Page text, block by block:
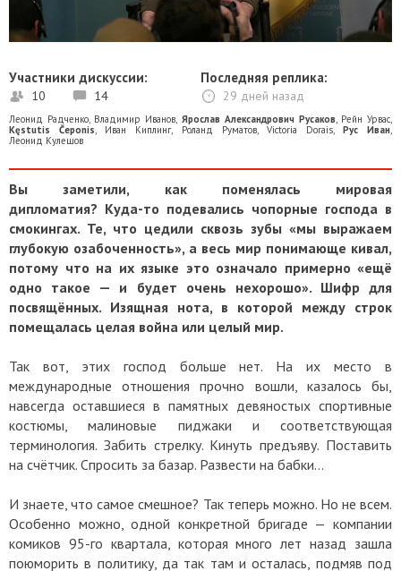
Участники дискуссии:
10 14
Последняя реплика:
29 дней назад
Леонид Радченко, Владимир Иванов, Ярослав Александрович Русаков, Рейн Урвас,
Kęstutis Čeponis, Иван Киплинг, Роланд Руматов, Victoria Dorais, Рус Иван,
Леонид Кулешов
Вы заметили, как поменялась мировая
дипломатия? Куда-то подевались чопорные господа в
смокингах. Те, что цедили сквозь зубы «мы выражаем
глубокую озабоченность», а весь мир понимающе кивал,
потому что на их языке это означало примерно «ещё
одно такое — и будет очень нехорошо». Шифр для
посвящённых. Изящная нота, в которой между строк
помещалась целая война или целый мир.
Так вот, этих господ больше нет. На их место в
международные отношения прочно вошли, казалось бы,
навсегда оставшиеся в памятных девяностых спортивные
костюмы, малиновые пиджаки и соответствующая
терминология. Забить стрелку. Кинуть предъяву. Поставить
на счётчик. Спросить за базар. Развести на бабки...
И знаете, что самое смешное? Так теперь можно. Но не всем.
Особенно можно, одной конкретной бригаде — компании
комиков 95-го квартала, которая много лет назад зашла
поюморить в политику, да так там и осталась, подмяв под